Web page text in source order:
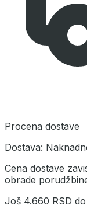
Procena dostave
Dostava:
Cena dostave
obrade
Još 4.660 RSD